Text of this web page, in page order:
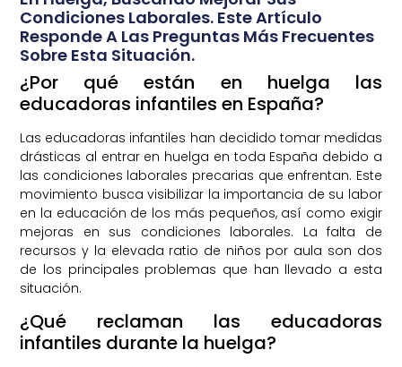
Condiciones Laborales. Este Artículo
Responde A Las Preguntas Más Frecuentes
Sobre Esta Situación.
¿Por qué están en huelga las
educadoras infantiles en España?
Las educadoras infantiles han decidido tomar medidas
drásticas al entrar en huelga en toda España debido a
las condiciones laborales precarias que enfrentan. Este
movimiento busca visibilizar la importancia de su labor
en la educación de los más pequeños, así como exigir
mejoras en sus condiciones laborales. La falta de
recursos y la elevada ratio de niños por aula son dos
de los principales problemas que han llevado a esta
situación.
¿Qué reclaman las educadoras
infantiles durante la huelga?